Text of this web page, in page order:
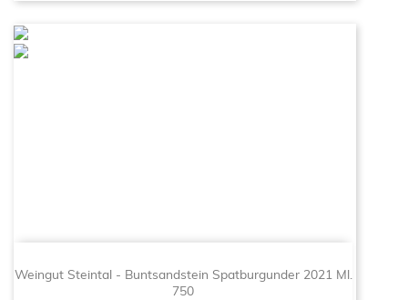
Weingut Steintal - Buntsandstein Spatburgunder 2021 Ml.
750